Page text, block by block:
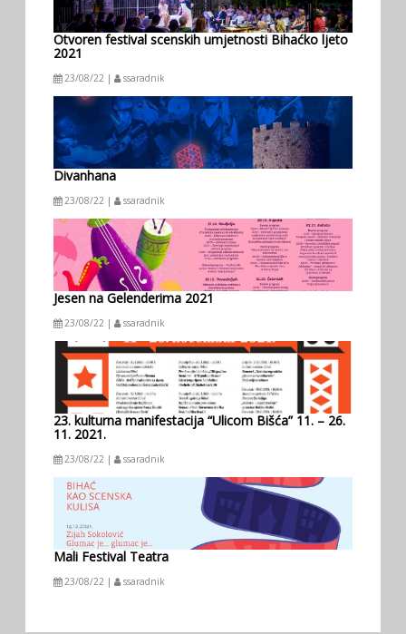
Otvoren festival scenskih umjetnosti Bihaćko ljeto
2021
23/08/22 | ssaradnik
Divanhana
23/08/22 | ssaradnik
Jesen na Gelenderima 2021
23/08/22 | ssaradnik
23. kulturna manifestacija “Ulicom Bišća” 11. – 26.
11. 2021.
23/08/22 | ssaradnik
Mali Festival Teatra
23/08/22 | ssaradnik